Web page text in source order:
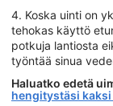
4. Koska uinti on
tehokas käyttö
potkuja lantiosta
työntää sinua
Haluatko edetä
hengitystäsi